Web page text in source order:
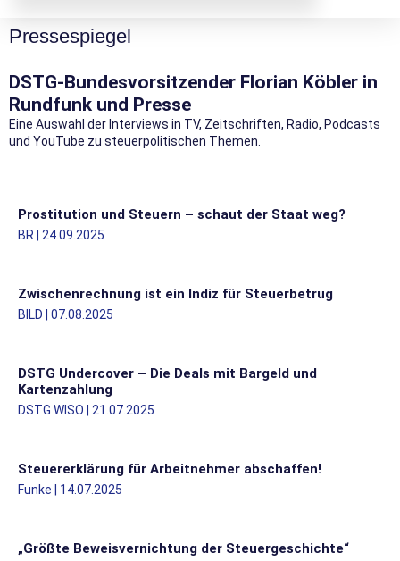
Pressespiegel
DSTG-Bundesvorsitzender Florian Köbler in
Rundfunk und Presse
Eine Auswahl der Interviews in TV, Zeitschriften, Radio, Podcasts
und YouTube zu steuerpolitischen Themen.
Prostitution und Steuern – schaut der Staat weg?
BR | 24.09.2025
Zwischenrechnung ist ein Indiz für Steuerbetrug
BILD | 07.08.2025
DSTG Undercover – Die Deals mit Bargeld und
Kartenzahlung
DSTG WISO | 21.07.2025
Steuererklärung für Arbeitnehmer abschaffen!
Funke | 14.07.2025
„Größte Beweisvernichtung der Steuergeschichte“